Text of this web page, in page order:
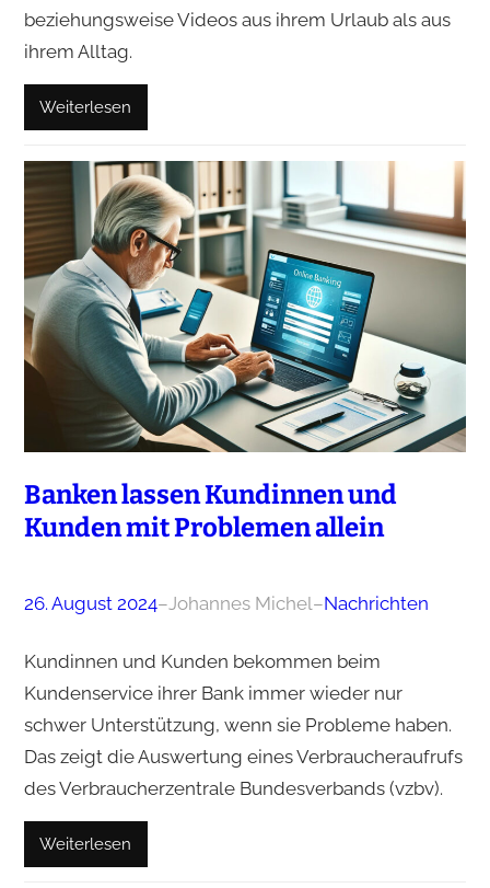
beziehungsweise Videos aus ihrem Urlaub als aus
ihrem Alltag.
Weiterlesen
Banken lassen Kundinnen und
Kunden mit Problemen allein
26. August 2024–Johannes Michel–Nachrichten
Kundinnen und Kunden bekommen beim
Kundenservice ihrer Bank immer wieder nur
schwer Unterstützung, wenn sie Probleme haben.
Das zeigt die Auswertung eines Verbraucheraufrufs
des Verbraucherzentrale Bundesverbands (vzbv).
Weiterlesen